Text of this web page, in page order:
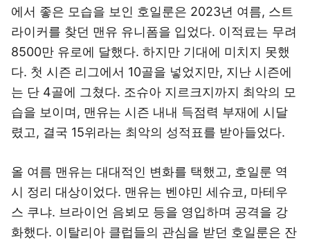
에서 좋은 모습을 보인 호일룬은 2023년 여름, 스트
라이커를 찾던 맨유 유니폼을 입었다. 이적료는 무려
8500만 유로에 달했다. 하지만 기대에 미치지 못했
다. 첫 시즌 리그에서 10골을 넣었지만, 지난 시즌에
는 단 4골에 그쳤다. 조슈아 지르크지까지 최악의 모
습을 보이며, 맨유는 시즌 내내 득점력 부재에 시달
렸고, 결국 15위라는 최악의 성적표를 받아들었다.
올 여름 맨유는 대대적인 변화를 택했고, 호일룬 역
시 정리 대상이었다. 맨유는 벤야민 세슈코, 마테우
스 쿠냐. 브라이언 음뵈모 등을 영입하며 공격을 강
화했다. 이탈리아 클럽들의 관심을 받던 호일룬은 잔